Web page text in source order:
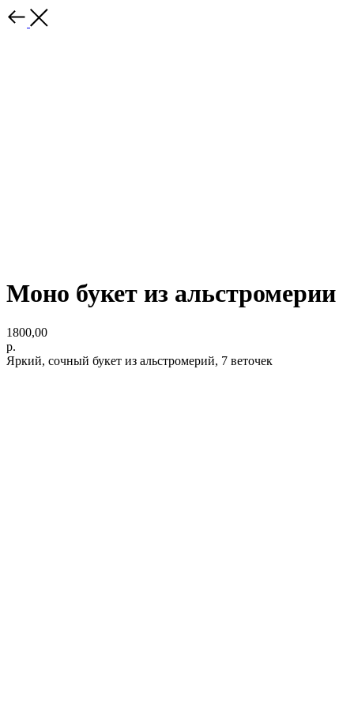
Моно букет из альстромерии
1800,00
р.
Яркий, сочный букет из альстромерий, 7 веточек